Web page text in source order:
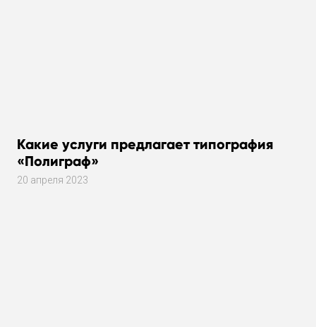
Какие услуги предлагает типография
«Полиграф»
20 апреля 2023